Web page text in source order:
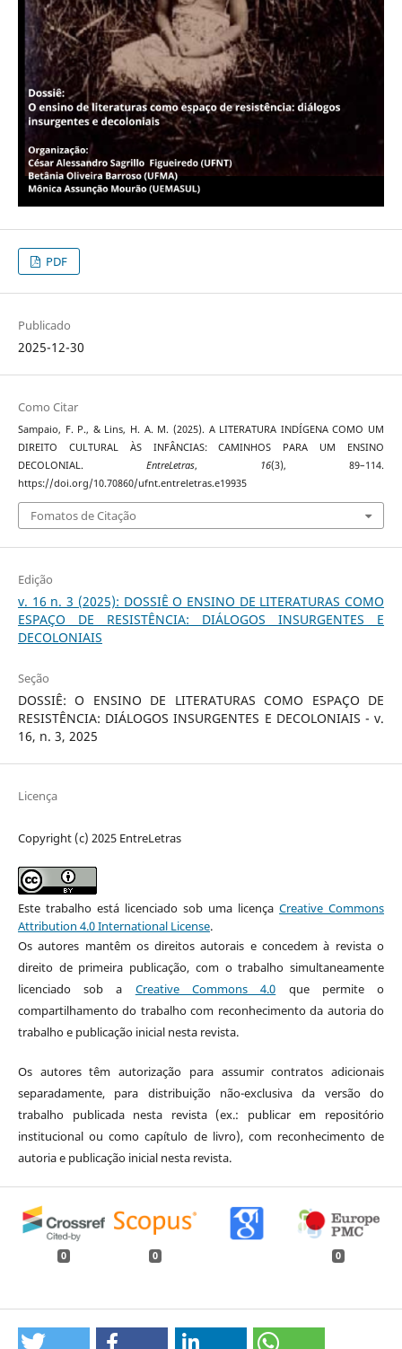
PDF
Publicado
2025-12-30
Como Citar
Sampaio, F. P., & Lins, H. A. M. (2025). A LITERATURA INDÍGENA COMO UM
DIREITO CULTURAL ÀS INFÂNCIAS: CAMINHOS PARA UM ENSINO
DECOLONIAL. EntreLetras, 16(3), 89–114.
https://doi.org/10.70860/ufnt.entreletras.e19935
Fomatos de Citação
Edição
v. 16 n. 3 (2025): DOSSIÊ O ENSINO DE LITERATURAS COMO
ESPAÇO DE RESISTÊNCIA: DIÁLOGOS INSURGENTES E
DECOLONIAIS
Seção
DOSSIÊ: O ENSINO DE LITERATURAS COMO ESPAÇO DE
RESISTÊNCIA: DIÁLOGOS INSURGENTES E DECOLONIAIS - v.
16, n. 3, 2025
Licença
Copyright (c) 2025 EntreLetras
Este trabalho está licenciado sob uma licençaCreative Commons
Attribution 4.0 International License.
Os autores mantêm os direitos autorais e concedem à revista o
direito de primeira publicação, com o trabalho simultaneamente
licenciado sob a Creative Commons 4.0 que permite o
compartilhamento do trabalho com reconhecimento da autoria do
trabalho e publicação inicial nesta revista.
Os autores têm autorização para assumir contratos adicionais
separadamente, para distribuição não-exclusiva da versão do
trabalho publicada nesta revista (ex.: publicar em repositório
institucional ou como capítulo de livro), com reconhecimento de
autoria e publicação inicial nesta revista.
0 0 0